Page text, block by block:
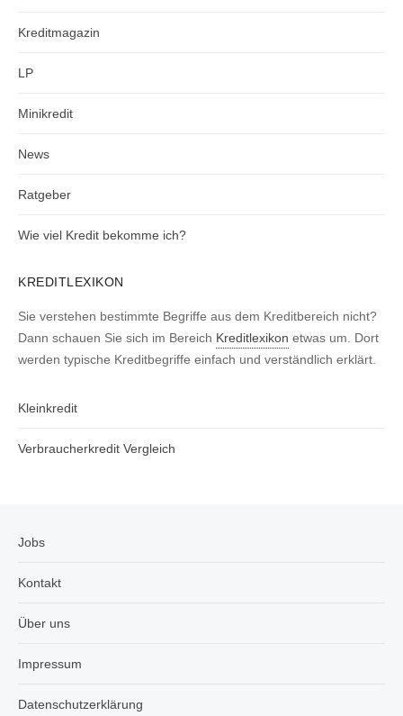
Kreditmagazin
LP
Minikredit
News
Ratgeber
Wie viel Kredit bekomme ich?
KREDITLEXIKON
Sie verstehen bestimmte Begriffe aus dem Kreditbereich nicht?
Dann schauen Sie sich im Bereich Kreditlexikon etwas um. Dort
werden typische Kreditbegriffe einfach und verständlich erklärt.
Kleinkredit
Verbraucherkredit Vergleich
Jobs
Kontakt
Über uns
Impressum
Datenschutzerklärung